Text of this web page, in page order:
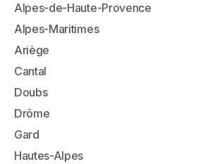
Alpes-de-Haute-Provence
Alpes-Maritimes
Ariège
Cantal
Doubs
Drôme
Gard
Hautes-Alpes